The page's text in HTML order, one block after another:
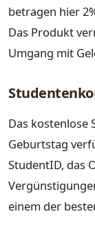
betragen hier
Das Produkt
Umgang mit
Das kostenlose
Geburtstag
StudentID, das
einem der